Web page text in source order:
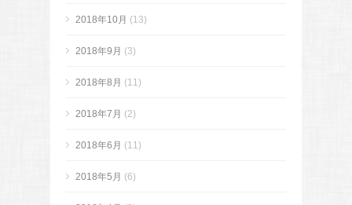
2018年10月 (13)
2018年9月 (3)
2018年8月 (11)
2018年7月 (2)
2018年6月 (11)
2018年5月 (6)